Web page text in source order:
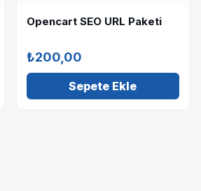
Opencart SEO URL Paketi
₺200,00
Sepete Ekle